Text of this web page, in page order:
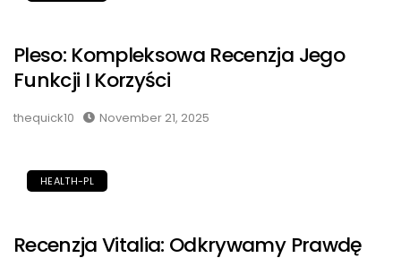
Pleso: Kompleksowa Recenzja Jego
Funkcji I Korzyści
thequick10 November 21, 2025
HEALTH-PL
Recenzja Vitalia: Odkrywamy Prawdę